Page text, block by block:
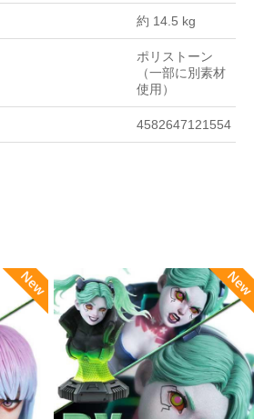
約 14.5 kg
ポリストーン
（一部に別素材
使用）
4582647121554